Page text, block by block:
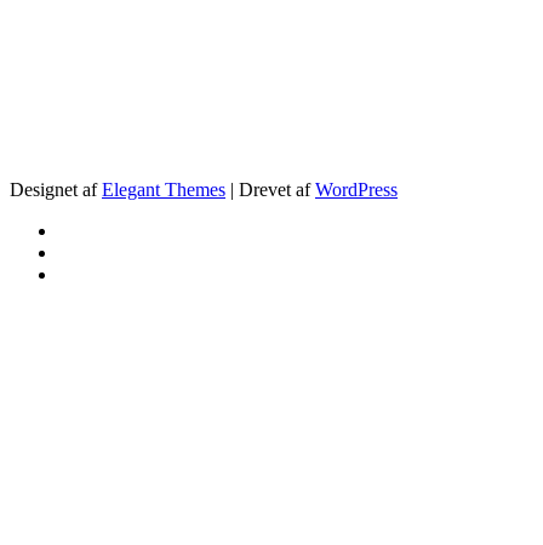
Designet afElegant Themes | Drevet afWordPress